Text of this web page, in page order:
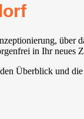
über
in Ihr neues
Überblick und